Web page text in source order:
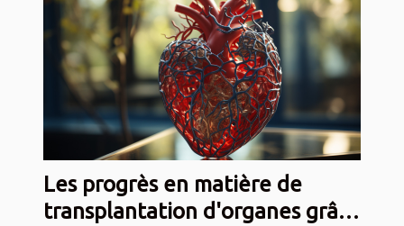
Les progrès en matière de
transplantation d'organes grâce